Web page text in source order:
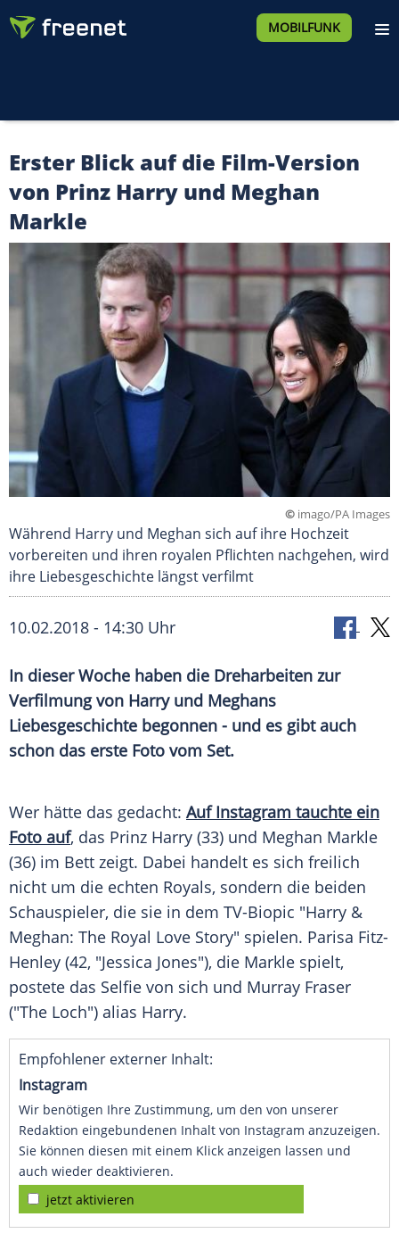
MOBILFUNK
Erster Blick auf die Film-Version
von Prinz Harry und Meghan
Markle
© imago/PA Images
Während Harry und Meghan sich auf ihre Hochzeit
vorbereiten und ihren royalen Pflichten nachgehen, wird
ihre Liebesgeschichte längst verfilmt
10.02.2018 - 14:30 Uhr
In dieser Woche haben die Dreharbeiten zur
Verfilmungvon Harry und Meghans
Liebesgeschichte begonnen - und es gibt auch
schon das erste Foto vom Set.
Wer hätte das gedacht: Auf Instagram tauchte ein
Foto auf, das Prinz Harry (33) und Meghan Markle
(36) im Bett zeigt. Dabei handelt es sich freilich
nicht um die echten Royals, sondern die beiden
Schauspieler, die sie in dem TV-Biopic "Harry &
Meghan: The Royal Love Story" spielen. Parisa Fitz-
Henley (42, "Jessica Jones"), die Markle spielt,
postete das Selfie von sich und Murray Fraser
("The Loch") alias Harry.
Empfohlener externer Inhalt:
Instagram
Wir benötigen Ihre Zustimmung, um den von unserer
Redaktion eingebundenen Inhalt von Instagram anzuzeigen.
Sie können diesen mit einem Klick anzeigen lassen und
auch wieder deaktivieren.
jetzt aktivieren